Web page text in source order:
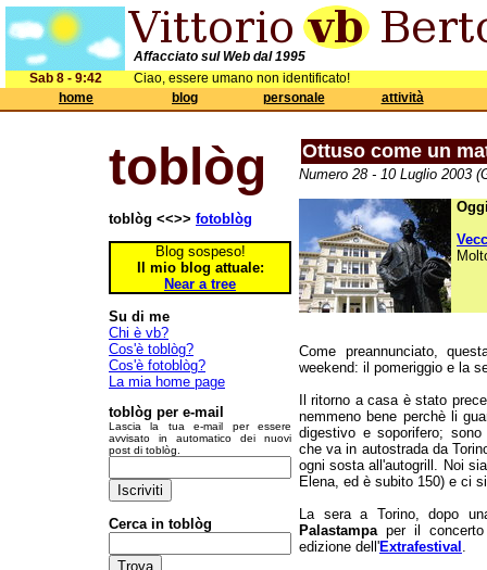
Affacciato sul Web dal 1995
Sab 8 - 9:42
Ciao, essere umano non identificato!
home
blog personale attività
toblòg
toblòg <<>> fotoblòg
Blog sospeso!
Il mio blog attuale:
Near a tree
Su di me
Chi è vb?
Cos'è toblòg?
Cos'è fotoblòg?
La mia home page
toblòg per e-mail
Lascia la tua e-mail per essere
avvisato in automatico dei nuovi
post di toblòg.
Cerca in toblòg
Ottuso come un
Numero 28 - 10 Luglio 2003
Come preannunciato,
weekend: il pomeriggio e la
Il ritorno a casa è stato
nemmeno bene perchè li
digestivo e soporifero;
che va in autostrada da
ogni sosta all'autogrill. Noi
Elena, ed è subito 150) e ci
La sera a Torino, dopo
Palastampaper il
edizione dell'Extrafestival .